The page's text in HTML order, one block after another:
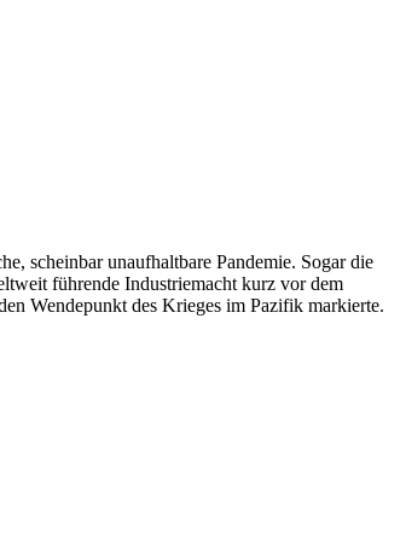
scheinbar unaufhaltbare Pandemie. Sogar die
führende Industriemacht kurz vor dem
Wendepunkt des Krieges im Pazifik markierte.